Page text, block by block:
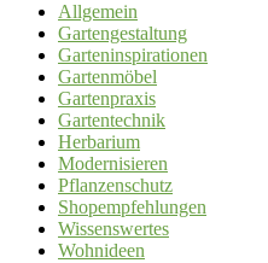
Allgemein
Gartengestaltung
Garteninspirationen
Gartenmöbel
Gartenpraxis
Gartentechnik
Herbarium
Modernisieren
Pflanzenschutz
Shopempfehlungen
Wissenswertes
Wohnideen